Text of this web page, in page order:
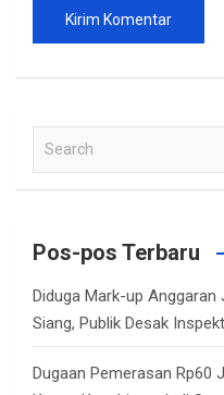
a
c
Pos-pos Terbaru
Diduga Mark-up Anggaran
Siang, Publik Desak
Dugaan Pemerasan Rp60